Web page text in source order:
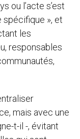
ou l’acte s’est
», et
les
responsables
mais avec une
t-il -, évitant